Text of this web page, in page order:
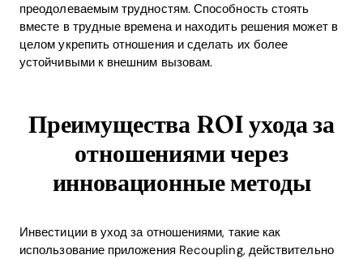
преодолеваемым трудностям. Способность стоять
вместе в трудные времена и находить решения может в
целом укрепить отношения и сделать их более
устойчивыми к внешним вызовам.
Преимущества ROI ухода за
отношениями через
инновационные методы
Инвестиции в уход за отношениями, такие как
использование приложения Recoupling, действительно